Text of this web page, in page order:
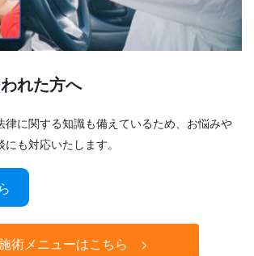
れた方へ
律に関する知識も備えているため、お悩みや
も対応いたします。
術メニューはこちら >